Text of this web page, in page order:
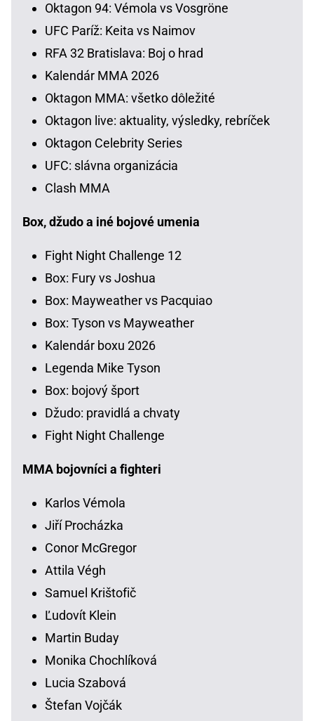
Oktagon 94: Vémola vs Vosgröne
UFC Paríž: Keita vs Naimov
RFA 32 Bratislava: Boj o hrad
Kalendár MMA 2026
Oktagon MMA: všetko dôležité
Oktagon live: aktuality, výsledky, rebríček
Oktagon Celebrity Series
UFC: slávna organizácia
Clash MMA
Box, džudo a iné bojové umenia
Fight Night Challenge 12
Box: Fury vs Joshua
Box: Mayweather vs Pacquiao
Box: Tyson vs Mayweather
Kalendár boxu 2026
Legenda Mike Tyson
Box: bojový šport
Džudo: pravidlá a chvaty
Fight Night Challenge
MMA bojovníci a fighteri
Karlos Vémola
Jiří Procházka
Conor McGregor
Attila Végh
Samuel Krištofič
Ľudovít Klein
Martin Buday
Monika Chochlíková
Lucia Szabová
Štefan Vojčák